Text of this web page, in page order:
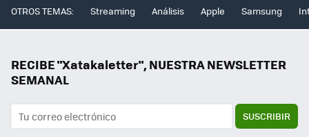
OTROS TEMAS: Streaming Análisis Apple Samsung
RECIBE "Xatakaletter", NUESTRA NEWSLETTER
SEMANAL
SUSCRIBIR